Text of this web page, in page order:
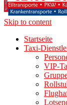
Skip to content
Startseite
Taxi-
VIP-